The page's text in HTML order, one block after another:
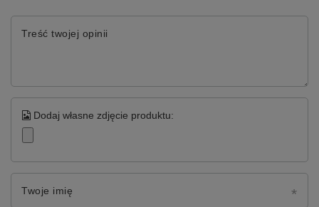
Treść twojej opinii
Dodaj własne zdjęcie produktu:
Twoje imię